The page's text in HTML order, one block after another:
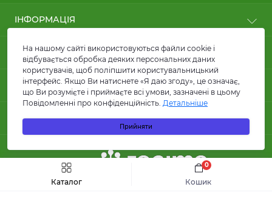
Каталог Кошик
0
ІНФОРМАЦІЯ
Користні статті
Оплата
Доставка
Договір публічної оферти
FAQ
Про магазин
Відгуки
Повернення товару
Карта сайту
ПОПУЛЯРНЕ
Кабелі силові
Кабелі для сонячних панелей та батарей
Провід ПВ1 та ПВ3
Лотки металеві
Акумуляторні батареї
Інвертори
Автоматичні вимикачі
Диференціальні автомати
КОНТАКТИ ТА АДРЕСА
вул. Кирилівська, 86, м.Київ
Гуртова компанія КАРАТ ЛТД
Інтернент магазин КАРАТ ЛТД
order@karatltd.com.ua
МЕСЕНДЖЕРИ
Viber
На нашому сайті використовуються файли cookie і
відбувається обробка деяких персональних даних
користувачів, щоб поліпшити користувальницький
інтерфейс. Якщо Ви натиснете «Я даю згоду», це означає,
що Ви розумієте і приймаєте всі умови, зазначені в цьому
Повідомленні про конфіденційність. Детальніше
Прийняти